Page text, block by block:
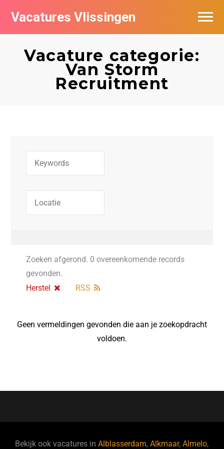
Vacatures Vlissingen
Vacature categorie:
Van Storm
Recruitment
Zoeken afgerond. 0 overeenkomende records
gevonden.
Herstel
RSS
Geen vermeldingen gevonden die aan je zoekopdracht
voldoen.
Bekijk ook vacatures inAlblasserdam,Alkmaar,Almelo,